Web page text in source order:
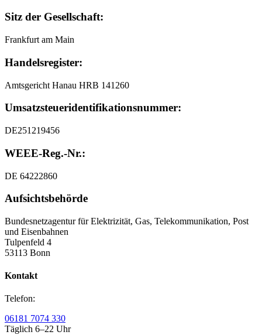
Sitz der Gesellschaft:
Frankfurt am Main
Handelsregister:
Amtsgericht Hanau HRB 141260
Umsatzsteuer­identifikationsnummer:
DE251219456
WEEE-Reg.-Nr.:
DE 64222860
Aufsichtsbehörde
Bundesnetzagentur für Elektrizität, Gas, Telekommunikation, Post
und Eisenbahnen
Tulpenfeld 4
53113 Bonn
Kontakt
Telefon:
06181 7074 330
Täglich 6–22 Uhr